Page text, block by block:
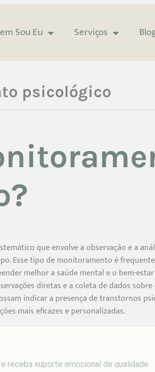
Sou Eu Serviços
psicológico
que envolve a observação e a
Esse tipo de monitoramento é
melhor a saúde mental e o bem-
diretas e a coleta de dados
indicar a presença de transtornos
mais eficazes e personalizadas.
receba suporte emocional de qualidade.